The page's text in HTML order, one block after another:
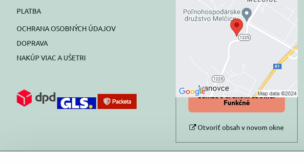
PLATBA
OCHRANA OSOBNÝCH ÚDAJOV
DOPRAVA
NAKÚP VIAC A UŠETRI
blokovaný Voľbami
súkromia
Prajete si načítať externý obsah?
Povoliť tentokrát
Povoliť a zapamätať -
súhlas s druhom cookie:
Funkčné
Otvoriť obsah v novom okne